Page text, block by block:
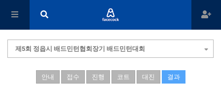
제5회 정읍시 배드민턴협회장기 배드민턴대회
안내 접수 진행 코트 대진 결과